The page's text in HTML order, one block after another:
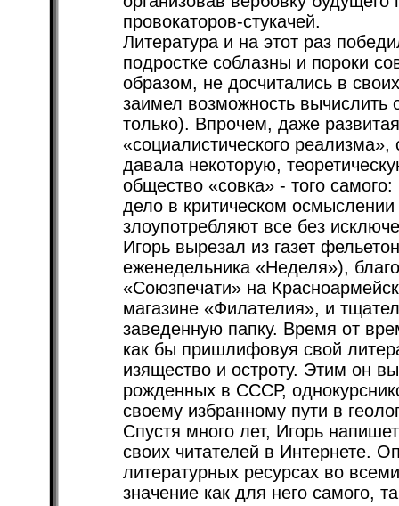
провокаторов-стукачей.
Литература и на этот раз
подростке соблазны и пороки
образом, не досчитались в
заимел возможность
только). Впрочем, даже
«социалистического
давала некоторую,
общество «совка» - того
дело в критическом
злоупотребляют все без
Игорь вырезал из газет
еженедельника «Неделя»),
«Союзпечати» на
магазине «Филателия», и
заведенную папку. Время от
как бы пришлифовуя свой
изящество и остроту. Этим он
рожденных в СССР,
своему избранному пути в
Спустя много лет, Игорь
своих читателей в Интернете.
литературных ресурсах во
значение как для него самого,